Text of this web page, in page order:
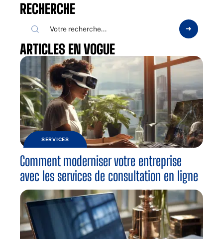
RECHERCHE
ARTICLES EN VOGUE
SERVICES
Comment moderniser votre entreprise
avec les services de consultation en ligne